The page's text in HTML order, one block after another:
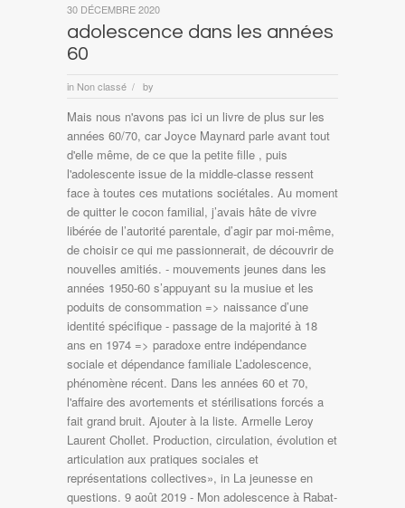
adolescence dans les années
60
in Non classé / by
30 DÉCEMBRE 2020
Mais nous n'avons pas ici un livre de plus sur les
années 60/70, car Joyce Maynard parle avant tout
d'elle même, de ce que la petite fille , puis
l'adolescente issue de la middle-classe ressent
face à toutes ces mutations sociétales. Au moment
de quitter le cocon familial, j’avais hâte de vivre
libérée de l’autorité parentale, d’agir par moi-même,
de choisir ce qui me passionnerait, de découvrir de
nouvelles amitiés. - mouvements jeunes dans les
années 1950-60 s’appuyant su la musiue et les
poduits de consommation => naissance d’une
identité spécifique - passage de la majorité à 18
ans en 1974 => paradoxe entre indépendance
sociale et dépendance familiale L’adolescence,
phénomène récent. Dans les années 60 et 70,
l'affaire des avortements et stérilisations forcés a
fait grand bruit. Ajouter à la liste. Armelle Leroy
Laurent Chollet. Production, circulation, évolution et
articulation aux pratiques sociales et
représentations collectives», in La jeunesse en
questions. 9 août 2019 - Mon adolescence à Rabat-